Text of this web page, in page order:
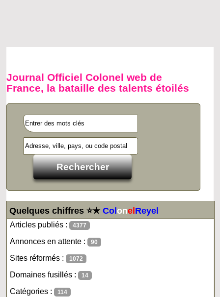
Journal Officiel Colonel web de
France, la bataille des talents étoilés
Quelques chiffres ⭐★ColonelReyel
Articles publiés : 4377
Annonces en attente : 90
Sites réformés : 1072
Domaines fusillés : 14
Catégories : 114